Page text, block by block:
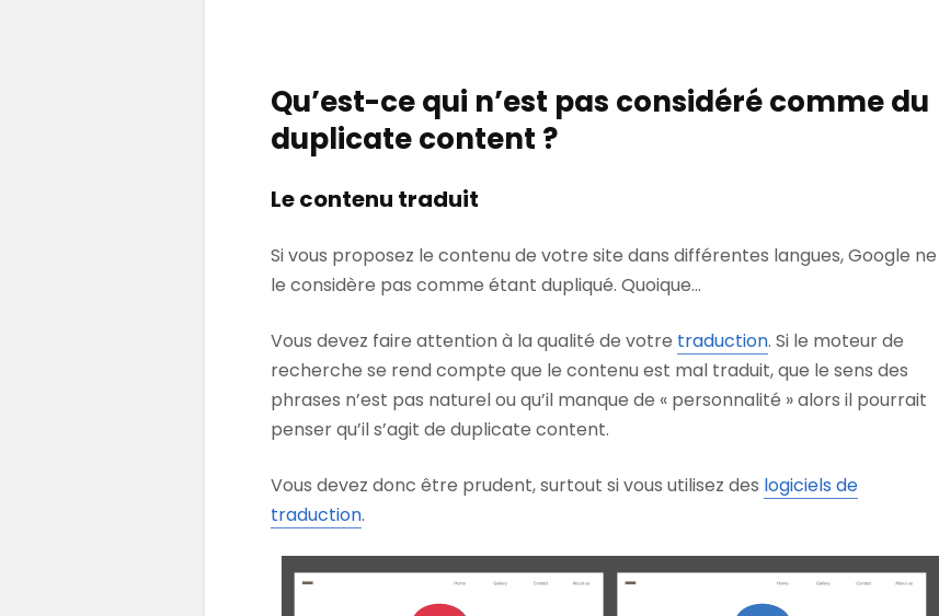
Qu’est-ce qui n’est pas considéré comme du
duplicate content ?
Le contenu traduit
Si vous proposez le contenu de votre site dans différentes langues, Google ne
le considère pas comme étant dupliqué. Quoique…
Vous devez faire attention à la qualité de votre traduction. Si le moteur de
recherche se rend compte que le contenu est mal traduit, que le sens des
phrases n’est pas naturel ou qu’il manque de « personnalité » alors il pourrait
penser qu’il s’agit de duplicate content.
Vous devez donc être prudent, surtout si vous utilisez des logiciels de
traduction.